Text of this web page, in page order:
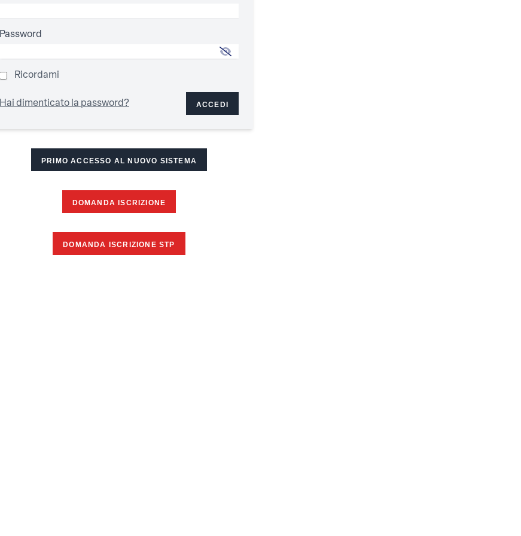
Password
Ricordami
Hai dimenticato la password? ACCEDI
PRIMO ACCESSO AL NUOVO SISTEMA
DOMANDA ISCRIZIONE
DOMANDA ISCRIZIONE STP